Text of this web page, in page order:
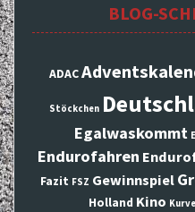
BLOG-
ADAC
Stöckchen
Egalwaskommt
Endurofahren
Fazit FSZ Gewinnspiel
Holland Kino